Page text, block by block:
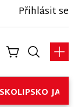
Přihlásit se